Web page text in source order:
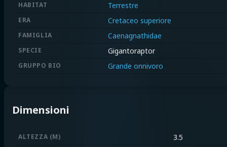
HABITAT Terrestre
ERA Cretaceo superiore
FAMIGLIA Caenagnathidae
SPECIE Gigantoraptor
GRUPPO BIO Grande onnivoro
Dimensioni
ALTEZZA (M) 3.5